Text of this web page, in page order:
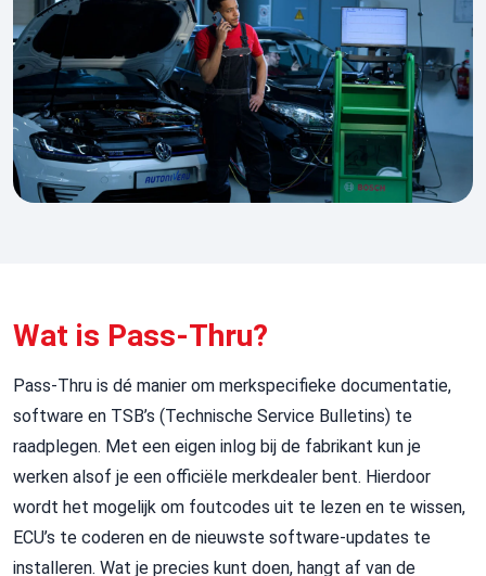
Wat is Pass-Thru?
Pass-Thru is dé manier om merkspecifieke documentatie,
software en TSB’s (Technische Service Bulletins) te
raadplegen. Met een eigen inlog bij de fabrikant kun je
werken alsof je een officiële merkdealer bent. Hierdoor
wordt het mogelijk om foutcodes uit te lezen en te wissen,
ECU’s te coderen en de nieuwste software-updates te
installeren. Wat je precies kunt doen, hangt af van de